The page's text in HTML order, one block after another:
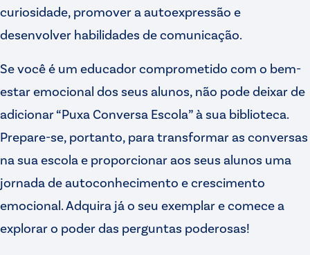
curiosidade, promover a autoexpressão e
desenvolver habilidades de comunicação.
Se você é um educador comprometido com o bem-
estar emocional dos seus alunos, não pode deixar de
adicionar “Puxa Conversa Escola” à sua biblioteca.
Prepare-se, portanto, para transformar as conversas
na sua escola e proporcionar aos seus alunos uma
jornada de autoconhecimento e crescimento
emocional. Adquira já o seu exemplar e comece a
explorar o poder das perguntas poderosas!